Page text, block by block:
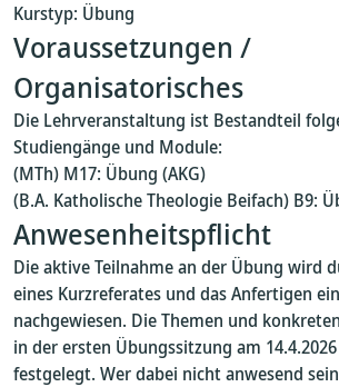
Kurstyp: Übung
Voraussetzungen /
Organisatorisches
Die Lehrveranstaltung ist Bestandteil
Studiengänge und Module:
(MTh) M17: Übung (AKG)
(B.A. Katholische Theologie Beifach) B9:
Anwesenheitspflicht
Die aktive Teilnahme an der Übung wird
eines Kurzreferates und das Anfertigen
nachgewiesen. Die Themen und
in der ersten Übungssitzung am
festgelegt. Wer dabei nicht anwesend